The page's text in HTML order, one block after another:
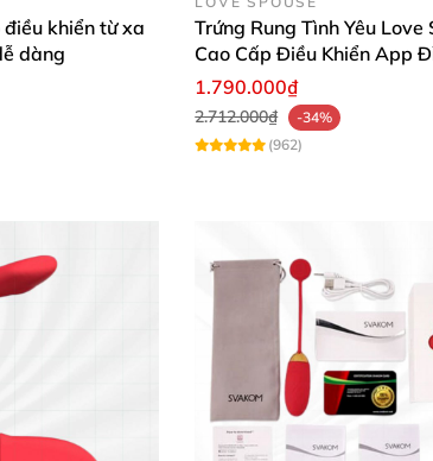
Trứng Rung
Thuật Nổi Bật 🚀
khiển từ xa
dàng
Trứng Rung Tình Yêu Love
Cao Cấp Điều Khiển App
1.790.000₫
2.712.000₫
-34%
(962)